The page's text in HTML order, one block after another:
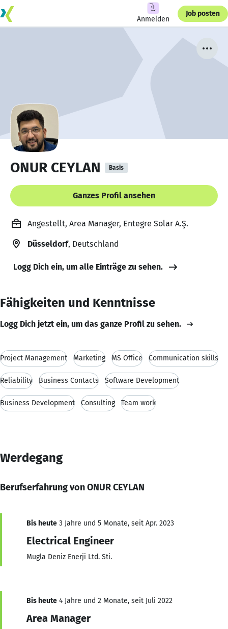
Anmelden
Job posten
ONUR CEYLAN Basis
Ganzes Profil ansehen
Angestellt, Area Manager, Entegre Solar A.Ş.
Düsseldorf, Deutschland
Logg Dich ein, um alle Einträge zu sehen.
Fähigkeiten und Kenntnisse
Logg Dich jetzt ein, um das ganze Profil zu sehen.
Project Management Marketing MS Office Communication skills
Reliability Business Contacts Software Development
Business Development Consulting Team work
Werdegang
Berufserfahrung von ONUR CEYLAN
Bis heute 3 Jahre und 5 Monate, seit Apr. 2023
Electrical Engineer
Mugla Deniz Enerji Ltd. Sti.
Bis heute 4 Jahre und 2 Monate, seit Juli 2022
Area Manager